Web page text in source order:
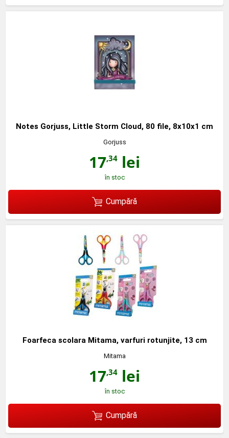
Notes Gorjuss, Little Storm Cloud, 80 file, 8x10x1 cm
Gorjuss
17,34 lei
în stoc
Cumpără
Foarfeca scolara Mitama, varfuri rotunjite, 13 cm
Mitama
17,34 lei
în stoc
Cumpără